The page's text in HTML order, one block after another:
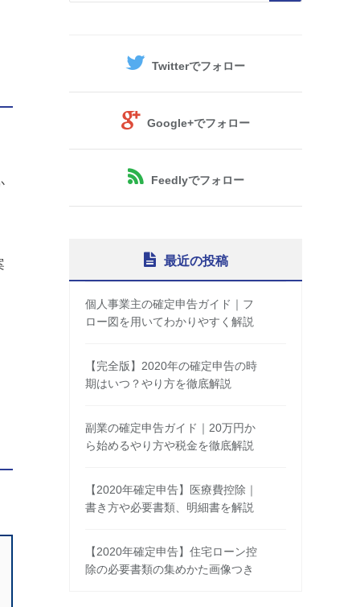
Twitterでフォロー
Google+でフォロー
Feedlyでフォロー
最近の投稿
個人事業主の確定申告ガイド｜フ
ロー図を用いてわかりやすく解説
【完全版】2020年の確定申告の時
期はいつ？やり方を徹底解説
副業の確定申告ガイド｜20万円か
ら始めるやり方や税金を徹底解説
【2020年確定申告】医療費控除｜
書き方や必要書類、明細書を解説
【2020年確定申告】住宅ローン控
除の必要書類の集めかた画像つき